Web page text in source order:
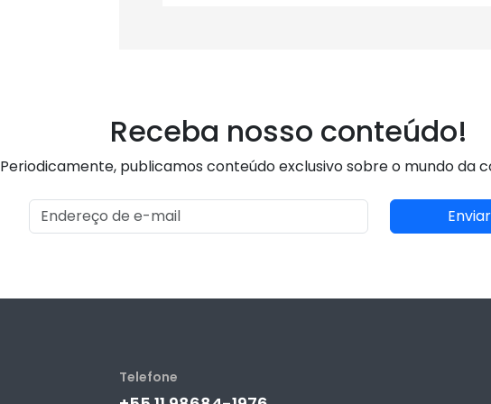
Receba nosso conteúdo!
Periodicamente, publicamos conteúdo exclusivo sobre o mundo da
Enviar
Telefone